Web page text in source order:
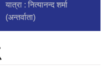
यात्रा : नित्यानन्द शर्मा
(अन्तर्वाता)